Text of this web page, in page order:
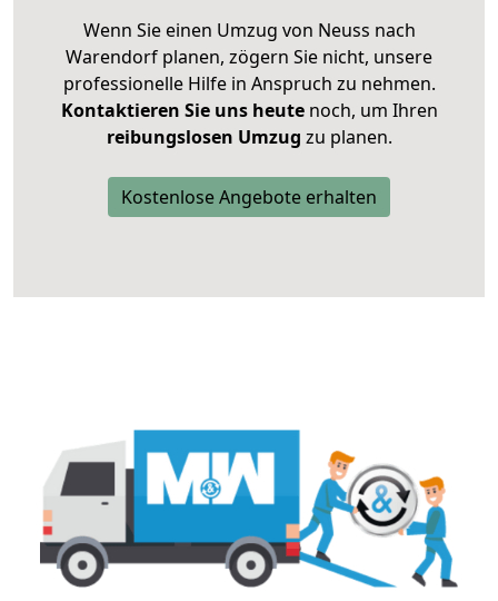
Wenn Sie einen Umzug von Neuss nach
Warendorf planen, zögern Sie nicht, unsere
professionelle Hilfe in Anspruch zu nehmen.
Kontaktieren Sie uns heutenoch, um Ihren
reibungslosen Umzug zu planen.
Kostenlose Angebote erhalten